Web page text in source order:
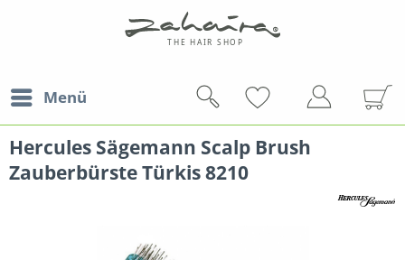
Menü
Hercules Sägemann Scalp Brush
Zauberbürste Türkis 8210